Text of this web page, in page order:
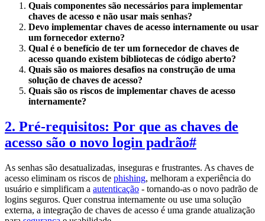
Quais componentes são necessários para implementar
chaves de acesso e não usar mais senhas?
Devo implementar chaves de acesso internamente ou usar
um fornecedor externo?
Qual é o benefício de ter um fornecedor de chaves de
acesso quando existem bibliotecas de código aberto?
Quais são os maiores desafios na construção de uma
solução de chaves de acesso?
Quais são os riscos de implementar chaves de acesso
internamente?
2. Pré-requisitos: Por que as chaves de
acesso são o novo login padrão#
As senhas são desatualizadas, inseguras e frustrantes. As chaves de
acesso eliminam os riscos de phishing, melhoram a experiência do
usuário e simplificam a autenticação - tornando-as o novo padrão de
logins seguros. Quer construa internamente ou use uma solução
externa, a integração de chaves de acesso é uma grande atualização